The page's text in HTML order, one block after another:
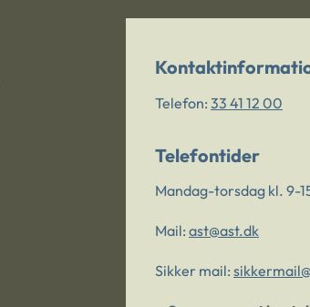
Telefon: 33 41 12 00
Telefontider
Mandag-torsdag kl. 9-
Mail: ast@ast.dk
Sikker mail: